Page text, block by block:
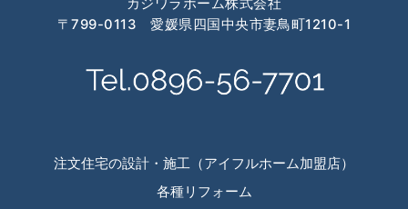
カジワラホーム株式会社
〒799-0113 愛媛県四国中央市妻鳥町1210-1
注文住宅の設計・施工（アイフルホーム加盟店）
各種リフォーム